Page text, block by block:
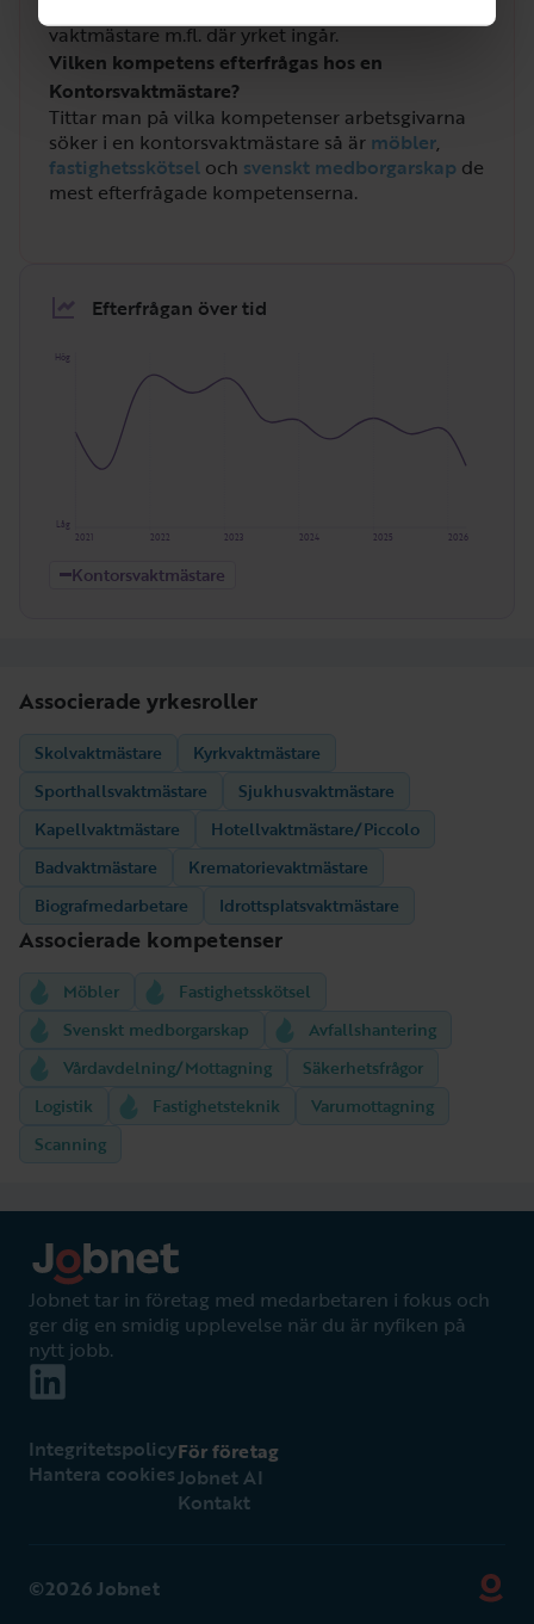
vaktmästare m.fl. där yrket ingår.
Vilken kompetens efterfrågas hos en
Kontorsvaktmästare?
Tittar man på vilka kompetenser arbetsgivarna
söker i en kontorsvaktmästare så är möbler,
fastighetsskötsel och svenskt medborgarskap de
mest efterfrågade kompetenserna.
Efterfrågan över tid
Hög
Låg
2026
2025
2024
2023
2022
2021
Kontorsvaktmästare
Associerade yrkesroller
Skolvaktmästare
Kyrkvaktmästare
Sporthallsvaktmästare
Sjukhusvaktmästare
Kapellvaktmästare
Hotellvaktmästare/Piccolo
Badvaktmästare
Krematorievaktmästare
Biografmedarbetare
Idrottsplatsvaktmästare
Associerade kompetenser
Möbler
Fastighetsskötsel
Svenskt medborgarskap
Avfallshantering
Vårdavdelning/Mottagning
Säkerhetsfrågor
Logistik
Fastighetsteknik
Varumottagning
Scanning
Jobnet tar in företag med medarbetaren i fokus och
ger dig en smidig upplevelse när du är nyfiken på
nytt jobb.
Integritetspolicy
Hantera cookies
För företag
Jobnet AI
Kontakt
©2026 Jobnet